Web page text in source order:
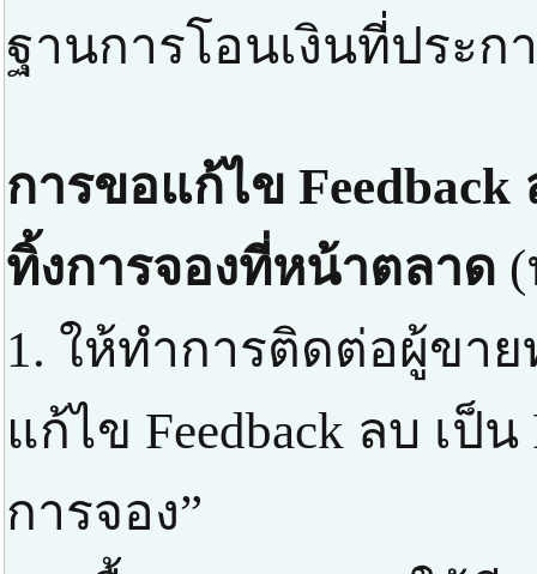
ฐานการโอนเงินที่ประก
การขอแก้ไข Feedback
ทิ้งการจองที่หน้าตลาด
1. ให้ทำการติดต่อผู้ขา
แก้ไข Feedback ลบ เป็น
การจอง”